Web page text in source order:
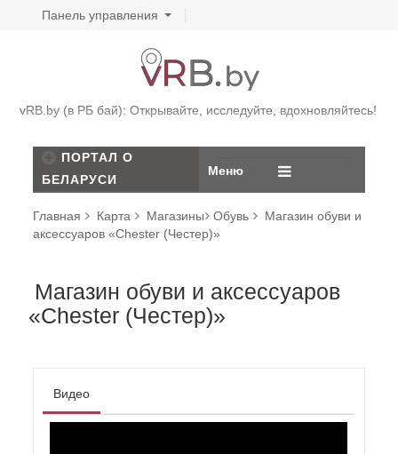
Панель управления
vRB.by (в РБ бай): Открывайте, исследуйте, вдохновляйтесь!
ПОРТАЛ О
БЕЛАРУСИ
Меню
Главная Карта Магазины Обувь
Магазин обуви и
аксессуаров «Chester (Честер)»
Магазин обуви и аксессуаров
«Chester (Честер)»
Видео